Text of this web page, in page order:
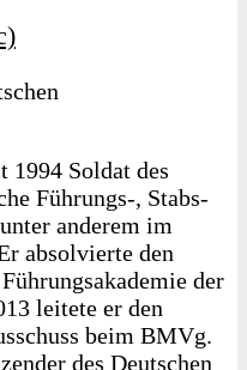
1994 Soldat des
Führungs-, Stabs-
anderem im
absolvierte den
der
leitete er den
beim BMVg.
des Deutschen